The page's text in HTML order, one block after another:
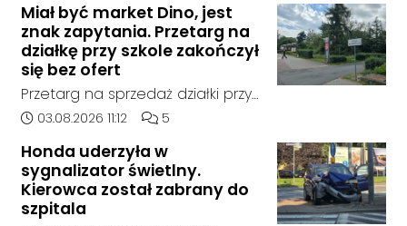
Miał być market Dino, jest
znak zapytania. Przetarg na
działkę przy szkole zakończył
się bez ofert
Przetarg na sprzedaż działki przy
Zespole Szkół Technicznych i
Kędzierzynie-Koźlu zakończył się
bez rozstrzygnięcia. Mimo
wcześniejszego zainteresowania
Data dodania artykułu:
03.08.2026 11:12 Liczba komentarzy artykułu:
5
Honda uderzyła w
sygnalizator świetlny.
Kierowca został zabrany do
szpitala